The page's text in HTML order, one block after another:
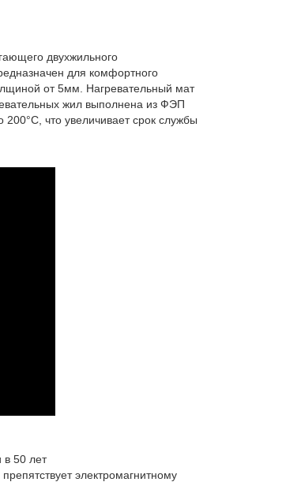
двухжильного
для комфортного
от 5мм. Нагревательный мат
жил выполнена из ФЭП
что увеличивает срок службы
в 50 лет
электромагнитному